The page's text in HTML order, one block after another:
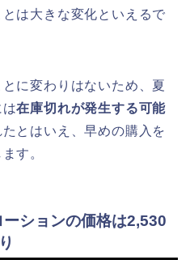
は大きな変化といえるで
に変わりはないため、夏
は在庫切れが発生する可能
とはいえ、早めの購入を
す。
ションの価格は2,530